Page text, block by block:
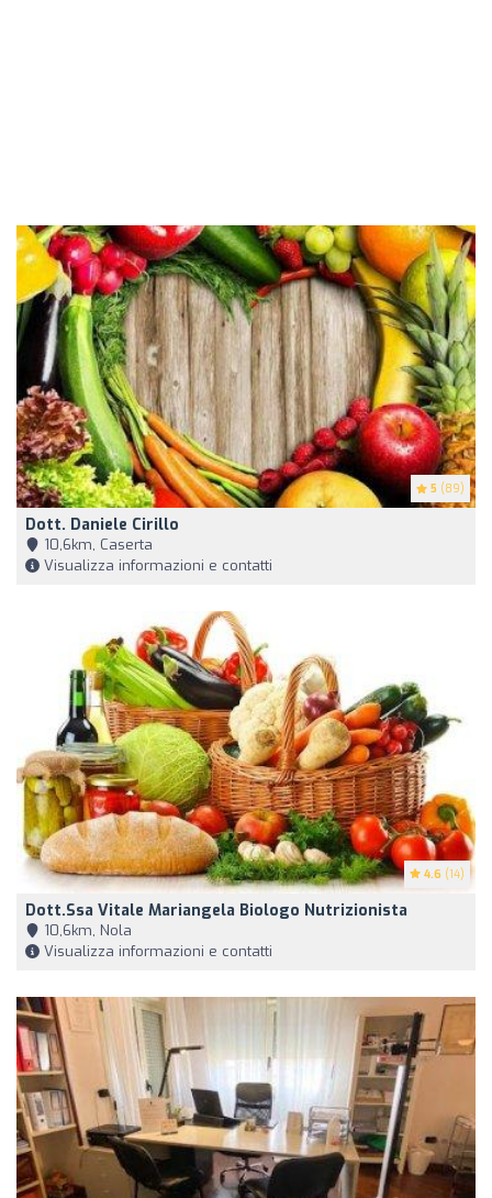
5 (89)
Dott. Daniele Cirillo
10,6km, Caserta
Visualizza informazioni e contatti
4.6 (14)
Dott.ssa Vitale Mariangela Biologo Nutrizionista
10,6km, Nola
Visualizza informazioni e contatti